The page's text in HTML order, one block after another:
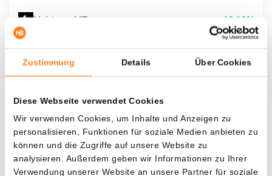
Zustimmung Details Über Cookies
Diese Webseite verwendet Cookies
Wir verwenden Cookies, um Inhalte und Anzeigen zu
personalisieren, Funktionen für soziale Medien anbieten zu
können und die Zugriffe auf unsere Website zu
analysieren. Außerdem geben wir Informationen zu Ihrer
Verwendung unserer Website an unsere Partner für soziale
Was, wenn ich...?
Zie hoeveel waarde je vandaag zou hebben als
je dollar-cost averaging had toegepast op
verschillende cryptocurrencies.
Lighter LIT 10,10%
Canton CC 13,40%